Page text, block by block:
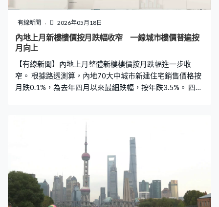
市場熾熱，二手交投未見有突破，四大代理統計的周末十
大屋苑成交普遍向下，最多有13宗。利嘉閣指，市場焦點
集中新盤，加上二手放盤數量不多，業主對後市走勢樂
觀，因而持惜售態度相信二手成交量將維持緩慢增長走
有線新聞 2026年05月18日
內地上月新樓樓價按月跌幅收窄 一線城市樓價普遍按
月向上
【有線新聞】內地上月整體新樓樓價按月跌幅進一步收
窄。 根據路透測算，內地70大中城市新建住宅銷售價格按
月跌0.1%，為去年四月以來最細跌幅，按年跌3.5%。 四大